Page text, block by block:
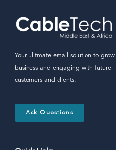
Your ulitmate email solution to grow
business and engaging with future
customers and clients.
Ask Questions